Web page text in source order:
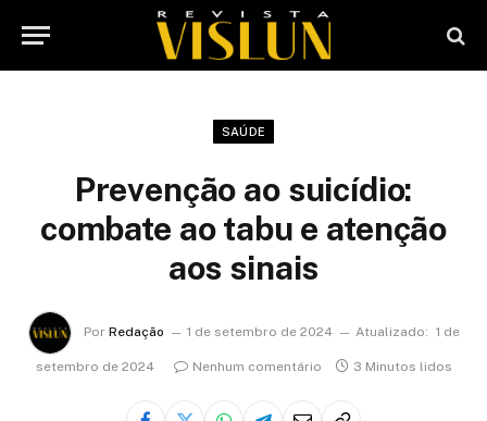
SAÚDE
Prevenção ao suicídio:
combate ao tabu e atenção
aos sinais
Por Redação 1 de setembro de 2024 Atualizado: 1 de
setembro de 2024 Nenhum comentário 3 Minutos lidos